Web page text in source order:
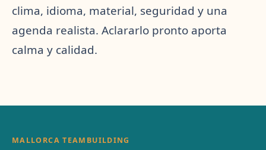
clima, idioma, material, seguridad y una
agenda realista. Aclararlo pronto aporta
calma y calidad.
MALLORCA TEAMBUILDING